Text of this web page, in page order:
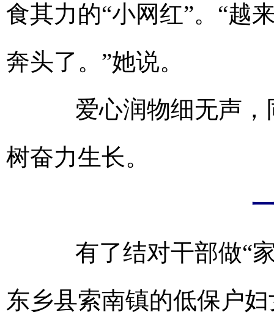
食其力的“小网红”。“越
奔头了。”她说。
爱心润物细无声，
树奋力生长。
有了结对干部做“家
东乡县索南镇的低保户